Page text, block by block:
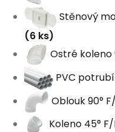
Stěnový
(6 ks)
Ostré
PVC
Oblouk 90°
Koleno 45°